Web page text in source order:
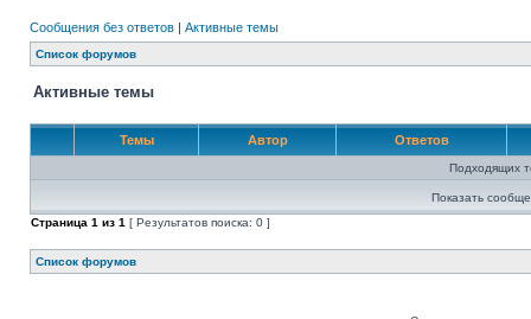
Сообщения без ответов | Активные темы
Список форумов
Активные темы
Темы Автор Ответов
Подходящих
Показать
Страница 1 из 1 [ Результатов поиска: 0 ]
Список форумов